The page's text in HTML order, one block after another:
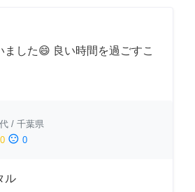
ました😄 良い時間を過ごすこ
/ 千葉県
0 sentiment_dissatisfied 0
ル